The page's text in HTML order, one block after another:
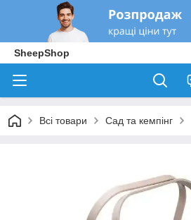
SheepShop
Всі товари Сад та кемпінг